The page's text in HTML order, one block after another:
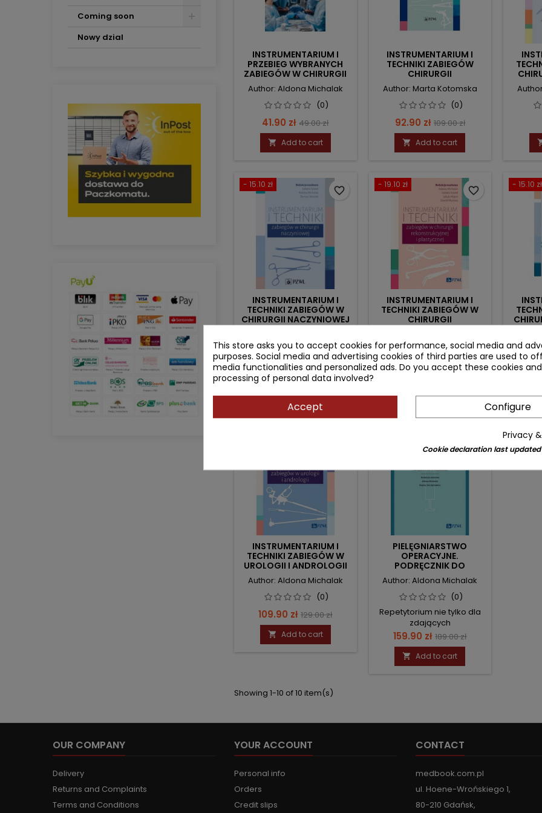
Coming soon
Nowy dzial
INSTRUMENTARIUM I
PRZEBIEG WYBRANYCH
ZABIEGÓW W CHIRURGII
JAMY BRZUSZNEJ
Author: Aldona Michalak
(0)
Price
41.90 zł Regular
price
49.00 zł
 Add to cart
INSTRUMENTARIUM I
TECHNIKI ZABIEGÓW
CHIRURGII
MAŁOINWAZYJNEJ JAMY
BRZUSZNEJ
Author: Marta Kotomska
(0)
Price
92.90 zł Regular
price
109.00 zł
 Add to cart
- 15.10 zł
INSTRUMENTARIUM I
TECHNIKI ZABIEGÓW W
CHIRURGII NACZYNIOWEJ
(0)
Price
83.90 złRegular
price
99.00 zł
favorite_border
- 19.10 zł
INSTRUMENTARIUM I
TECHNIKI ZABIEGÓW W
CHIRURGII
REKONSTRUKCYJNEJ I
PLASTYCZNEJ
(0)
Price
109.90 złRegular
129.00 zł
favorite_border
- 15.10 zł
INSTRUMENTARIUM I
TECHNIKI ZABIEGÓW W
UROLOGII I ANDROLOGII
Author: Aldona Michalak
(0)
Price
109.90 zł Regular
price
129.00 zł
 Add to cart
PIELĘGNIARSTWO
OPERACYJNE.
PODRĘCZNIK DO
SPECJALIZACJI.
Author: Aldona Michalak
(0)
Repetytorium nie tylko dla
zdających
Price
159.90 zł Regular
price
189.00 zł
 Add to cart
Showing 1-10 of 10 item(s)
OUR COMPANY
Delivery
Returns and Complaints
Terms and Conditions
YOUR ACCOUNT
Personal info
Orders
Credit slips
CONTACT
medbook.com.pl
ul. Hoene-Wrońskiego 1,
80-210 Gdańsk,
This store asks you to accept cookies for performance, social media and
purposes. Social media and advertising cookies of third parties are used to
media functionalities and personalized ads. Do you accept these cookies
processing of personal data involved?
Accept Configure
Privacy
Cookie declaration last updated